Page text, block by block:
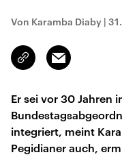
Von Karamba Diaby |
Link
kopieren/teilen
Email
Er sei vor 30 Jahren
integriert, meint
Pegidianer auch,